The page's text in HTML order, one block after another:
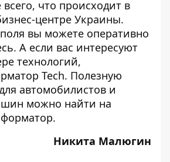
всего, что происходит в
центре Украины.
вы можете оперативно
. А если вас интересуют
технологий,
Tech. Полезную
автомобилистов и
можно найти на
.
Никита Малюгин